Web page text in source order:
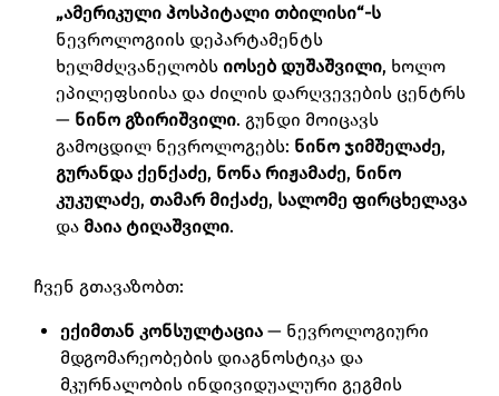
„ამერიკული ჰოსპიტალი თბილისი“-ს
ნევროლოგიის დეპარტამენტს
ხელმძღვანელობს იოსებ დუშაშვილი, ხოლო
ეპილეფსიისა და ძილის დარღვევების ცენტრს
— ნინო გზირიშვილი. გუნდი მოიცავს
გამოცდილ ნევროლოგებს: ნინო ჯიმშელაძე,
გურანდა ქენქაძე, ნონა რიჟამაძე, ნინო
კუკულაძე, თამარ მიქაძე, სალომე ფირცხელავა
და მაია ტიღაშვილი.
ჩვენ გთავაზობთ:
ექიმთან კონსულტაცია — ნევროლოგიური
მდგომარეობების დიაგნოსტიკა და
მკურნალობის ინდივიდუალური გეგმის